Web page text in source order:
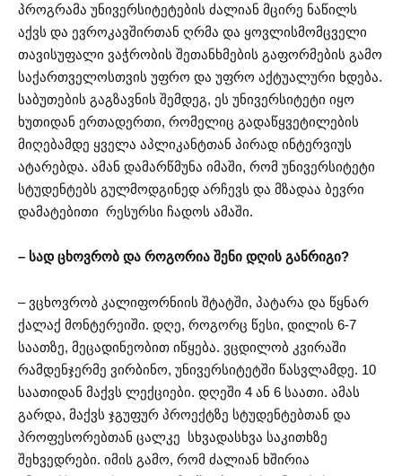
პროგრამა უნივერსიტეტების ძალიან მცირე ნაწილს
აქვს და ევროკავშირთან ღრმა და ყოვლისმომცველი
თავისუფალი ვაჭრობის შეთანხმების გაფორმების გამო
საქართველოსთვის უფრო და უფრო აქტუალური ხდება.
საბუთების გაგზავნის შემდეგ, ეს უნივერსიტეტი იყო
ხუთიდან ერთადერთი, რომელიც გადაწყვეტილების
მიღებამდე ყველა აპლიკანტთან პირად ინტერვიუს
ატარებდა. ამან დამარწმუნა იმაში, რომ უნივერსიტეტი
სტუდენტებს გულმოდგინედ არჩევს და მზადაა ბევრი
დამატებითი რესურსი ჩადოს ამაში.
– სად ცხოვრობ და როგორია შენი დღის განრიგი?
– ვცხოვრობ კალიფორნიის შტატში, პატარა და წყნარ
ქალაქ მონტერეიში. დღე, როგორც წესი, დილის 6-7
საათზე, მეცადინეობით იწყება. ვცდილობ კვირაში
რამდენჯერმე ვირბინო, უნივერსიტეტში წასვლამდე. 10
საათიდან მაქვს ლექციები. დღეში 4 ან 6 საათი. ამას
გარდა, მაქვს ჯგუფურ პროექტზე სტუდენტებთან და
პროფესორებთან ცალკე სხვადასხვა საკითხზე
შეხვედრები. იმის გამო, რომ ძალიან ხშირია